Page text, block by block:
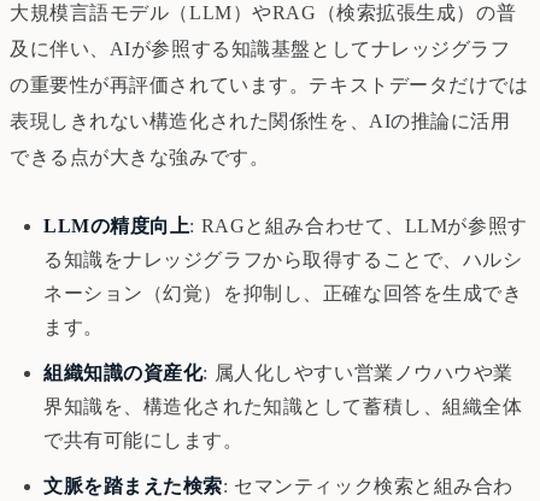
大規模言語モデル（LLM）やRAG（検索拡張生成）の普
及に伴い、AIが参照する知識基盤としてナレッジグラフ
の重要性が再評価されています。テキストデータだけでは
表現しきれない構造化された関係性を、AIの推論に活用
できる点が大きな強みです。
LLMの精度向上: RAGと組み合わせて、LLMが参照す
る知識をナレッジグラフから取得することで、ハルシ
ネーション（幻覚）を抑制し、正確な回答を生成でき
ます。
組織知識の資産化: 属人化しやすい営業ノウハウや業
界知識を、構造化された知識として蓄積し、組織全体
で共有可能にします。
文脈を踏まえた検索: セマンティック検索と組み合わ